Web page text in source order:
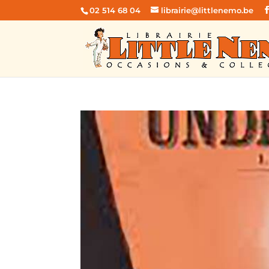
02 514 68 04 librairie@littlenemo.be